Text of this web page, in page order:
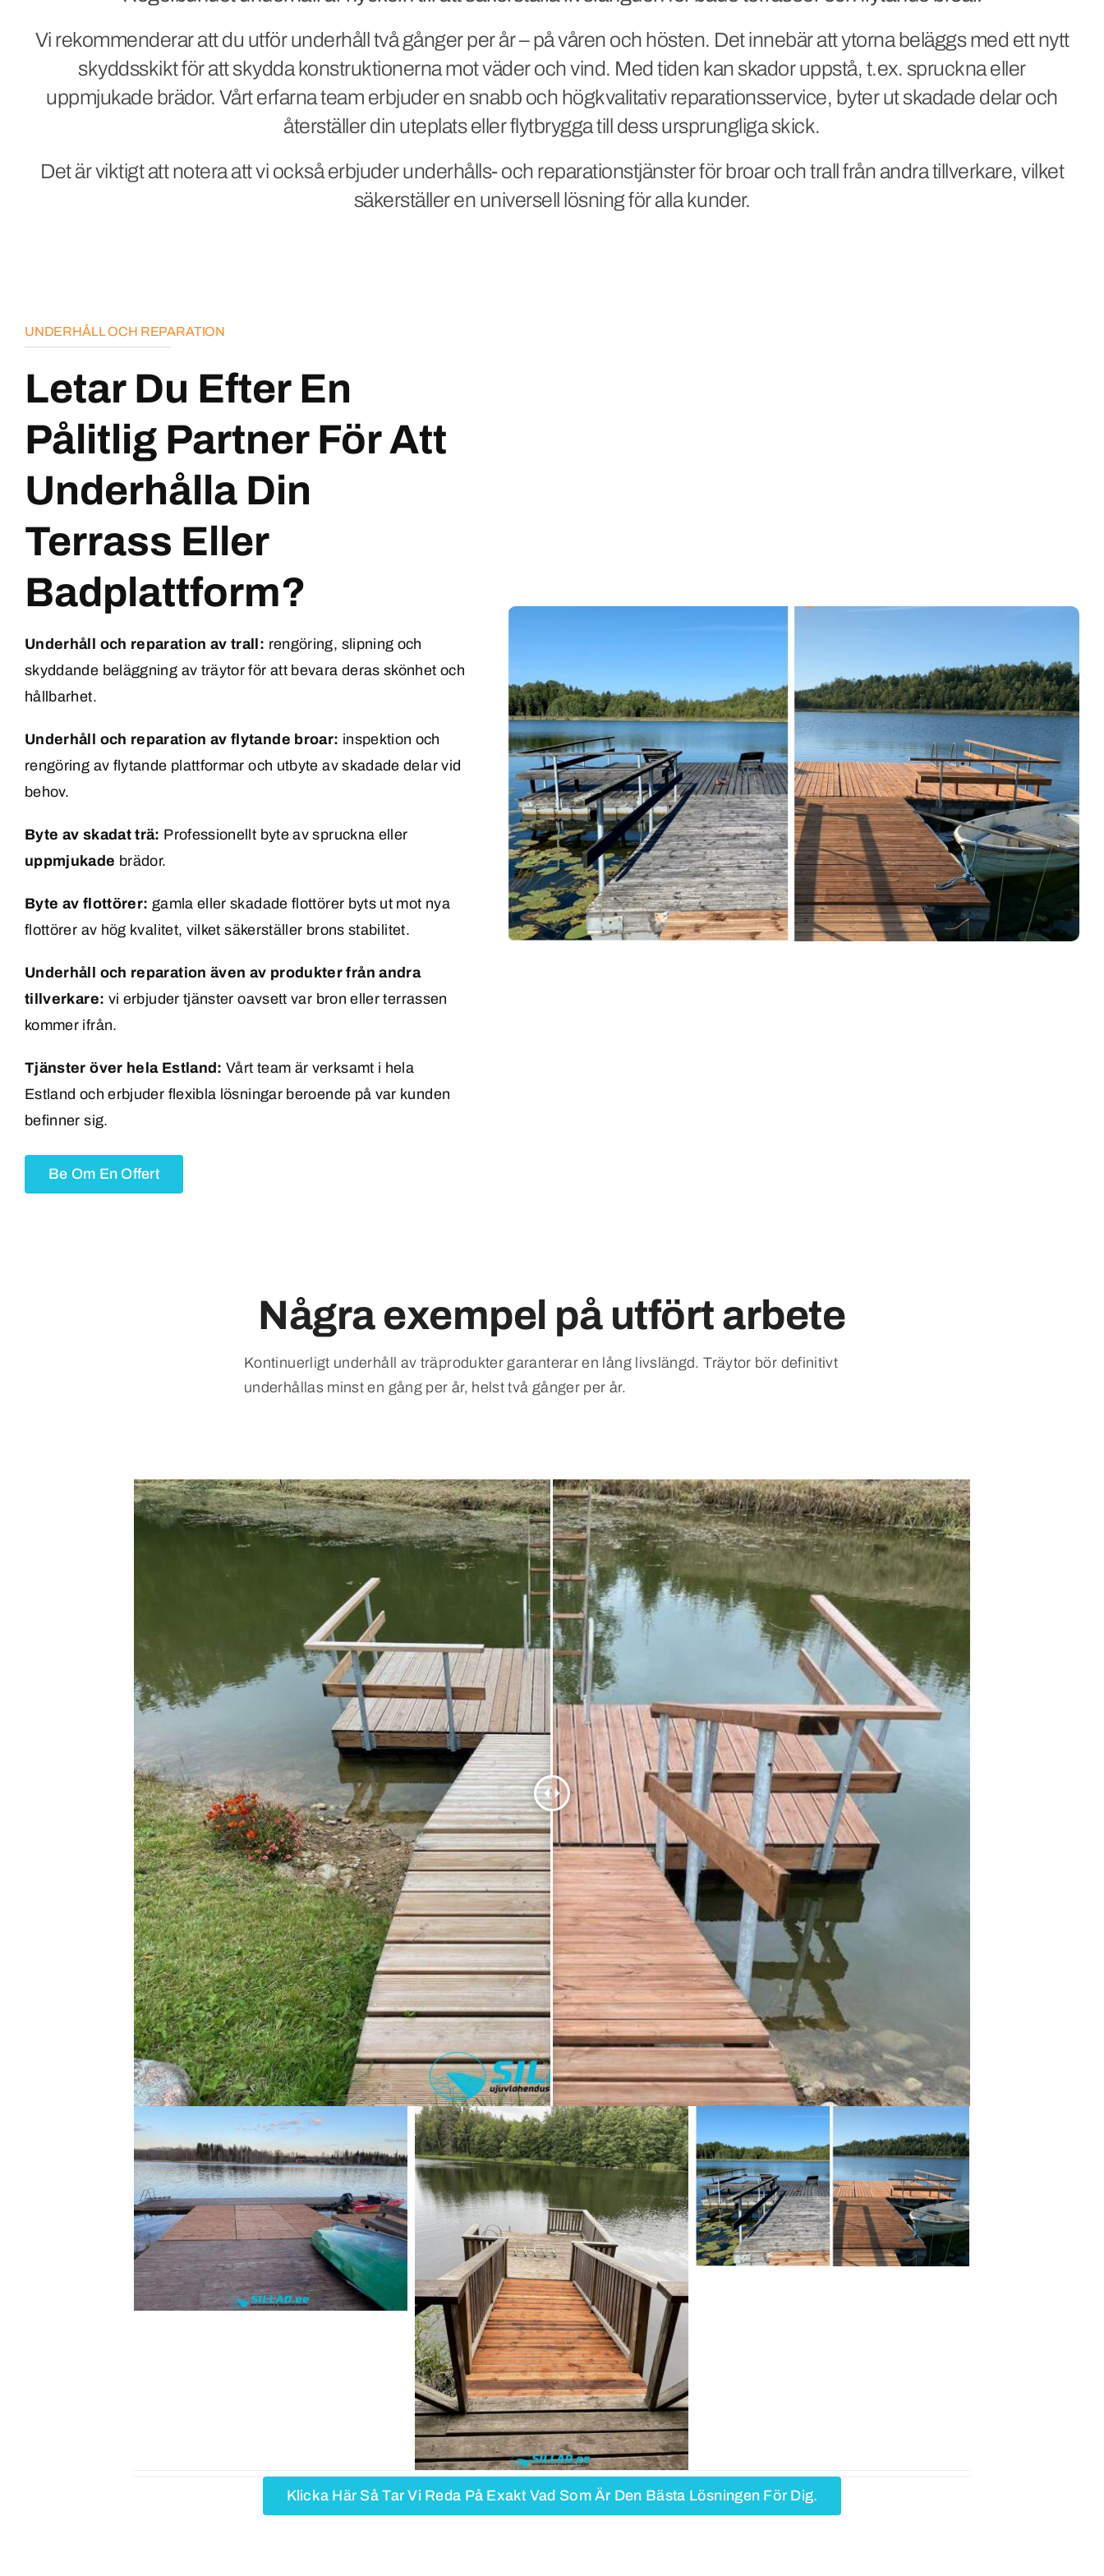
Vi rekommenderar att du utför underhåll två gånger per år – på våren och hösten. Det innebär att ytorna beläggs med ett nytt
skyddsskikt för att skydda konstruktionerna mot väder och vind. Med tiden kan skador uppstå, t.ex. spruckna eller
uppmjukade brädor. Vårt erfarna team erbjuder en snabb och högkvalitativ reparationsservice, byter ut skadade delar och
återställer din uteplats eller flytbrygga till dess ursprungliga skick.
Det är viktigt att notera att vi också erbjuder underhålls- och reparationstjänster för broar och trall från andra tillverkare, vilket
säkerställer en universell lösning för alla kunder.
UNDERHÅLL OCH REPARATION
Letar Du Efter En
Pålitlig Partner För Att
Underhålla Din
Terrass Eller
Badplattform?
Underhåll och reparation av trall: rengöring, slipning och
skyddande beläggning av träytor för att bevara deras skönhet och
hållbarhet.
Underhåll och reparation av flytande broar: inspektion och
rengöring av flytande plattformar och utbyte av skadade delar vid
behov.
Byte av skadat trä: Professionellt byte av spruckna eller
uppmjukade brädor.
Byte av flottörer: gamla eller skadade flottörer byts ut mot nya
flottörer av hög kvalitet, vilket säkerställer brons stabilitet.
Underhåll och reparation även av produkter från andra
tillverkare: vi erbjuder tjänster oavsett var bron eller terrassen
kommer ifrån.
Tjänster över hela Estland: Vårt team är verksamt i hela
Estland och erbjuder flexibla lösningar beroende på var kunden
befinner sig.
Be Om En Offert
Några exempel på utfört arbete
Kontinuerligt underhåll av träprodukter garanterar en lång livslängd. Träytor bör definitivt
underhållas minst en gång per år, helst två gånger per år.
Klicka Här Så Tar Vi Reda På Exakt Vad Som Är Den Bästa Lösningen För Dig.